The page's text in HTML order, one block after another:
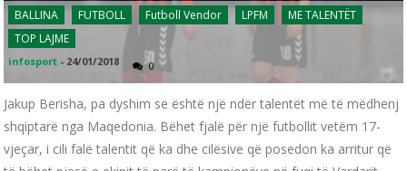
BALLINA FUTBOLL Futboll Vendor LPFM
ME TALENTËT
TOP LAJME
infosport - 24/01/2018 0
Jakup Berisha, pa dyshim se është një ndër talentët më të mëdhenj
shqiptarë nga Maqedonia. Bëhet fjalë për një futbollit vetëm 17-
vjeçar, i cili falë talentit që ka dhe cilësive që posedon ka arritur që